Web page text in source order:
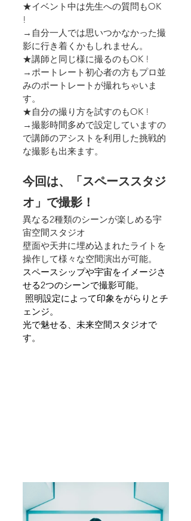
★イベント中は先生への質問もOK
!
→自分一人では思いつかなかった撮
影に行き着くかもしれません。
★講師と同じ様に撮るのもOK !
→ポートレート初心者の方もプロ並
みのポートレートが撮れちゃいま
す。
★自分の撮り方を試すのもOK !
→撮影時間多めで設定していますの
で講師のアシストを利用した挑戦的
な撮影も出来ます。
今回は、「スペーススタジ
オ」で撮影！
異なる2種類のシーンが楽しめる宇
宙空間スタジオ
壁面や天井に埋め込まれたライトを
操作して様々な空間演出が可能。
スペースシップや宇宙をイメージさ
せる2つのシーンで撮影可能。
ェンジ。
光で魅せる、未来空間スタジオで
す。